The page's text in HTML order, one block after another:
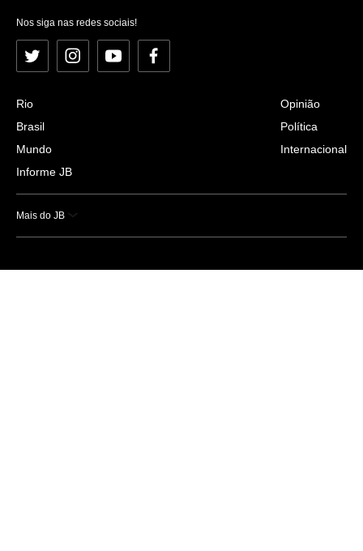
Nos siga nas redes sociais!
Twitter InstagramYouTubeFacebook
Rio
Brasil
Mundo
Informe JB
Opinião
Política
Internacional
Mais do JB
Esportes